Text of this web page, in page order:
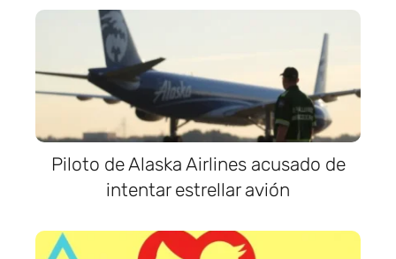
Piloto de Alaska Airlines acusado de
intentar estrellar avión